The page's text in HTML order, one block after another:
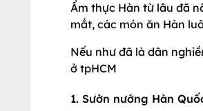
Ẩm thực Hàn từ lâu đã
mắt, các món ăn Hàn
Nếu như đã là dân
ở tpHCM
1. Sườn nướng Hàn